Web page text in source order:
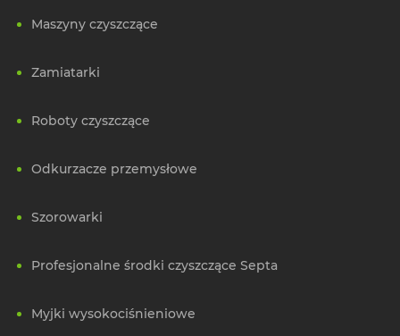
Maszyny czyszczące
Zamiatarki
Roboty czyszczące
Odkurzacze przemysłowe
Szorowarki
Profesjonalne środki czyszczące Septa
Myjki wysokociśnieniowe